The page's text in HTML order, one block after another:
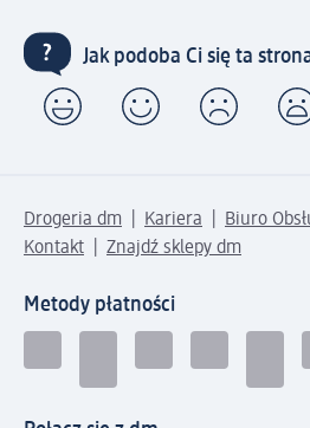
Jak podoba Ci się ta
Drogeria dm Kariera
Biuro
Kontakt
Znajdź sklepy dm
Metody płatności